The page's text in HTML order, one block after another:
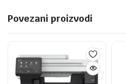
Povezani proizvodi